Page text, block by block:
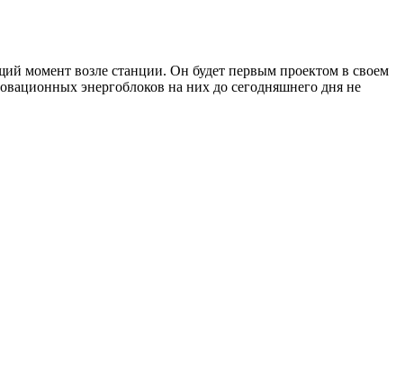
момент возле станции. Он будет первым проектом в своем
энергоблоков на них до сегодняшнего дня не